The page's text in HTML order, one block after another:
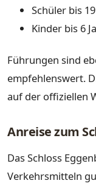
Schüler bis
Kinder bis 6
Führungen sind
empfehlenswert.
auf der offiziellen
Anreise zum
Das Schloss
Verkehrsmitteln